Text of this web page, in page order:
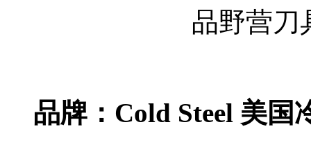
品野营刀
品牌：Cold Steel 美国